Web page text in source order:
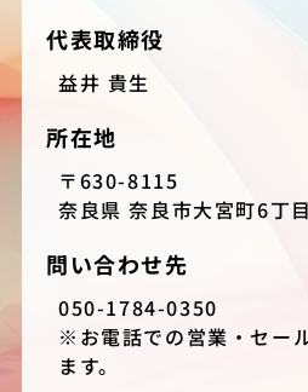
代表取締役
益井 貴生
所在地
〒630-8115
奈良県 奈良市大宮町6丁
問い合わせ先
050-1784-0350
※お電話での営業・セー
ます。